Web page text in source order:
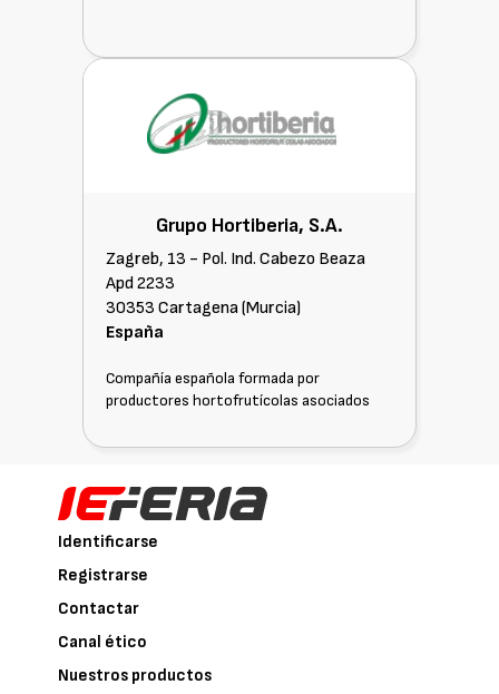
Grupo Hortiberia, S.A.
Zagreb, 13 - Pol. Ind. Cabezo Beaza
Apd 2233
30353 Cartagena (Murcia)
España
Compañía española formada por
productores hortofrutícolas asociados
Identificarse
Registrarse
Contactar
Canal ético
Nuestros productos